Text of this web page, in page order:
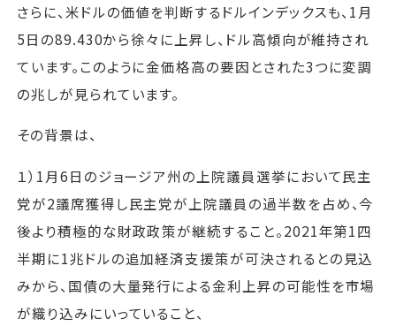
さらに、米ドルの価値を判断するドルインデックスも、1月
5日の89.430から徐々に上昇し、ドル高傾向が維持され
ています。このように金価格高の要因とされた3つに変調
の兆しが見られています。
その背景は、
１）1月6日のジョージア州の上院議員選挙において民主
党が2議席獲得し民主党が上院議員の過半数を占め、今
後より積極的な財政政策が継続すること。2021年第1四
半期に1兆ドルの追加経済支援策が可決されるとの見込
みから、国債の大量発行による金利上昇の可能性を市場
が織り込みにいっていること、